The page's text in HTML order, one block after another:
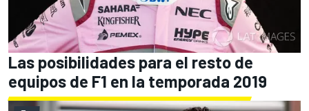
Las posibilidades para el resto de
equipos de F1 en la temporada 2019